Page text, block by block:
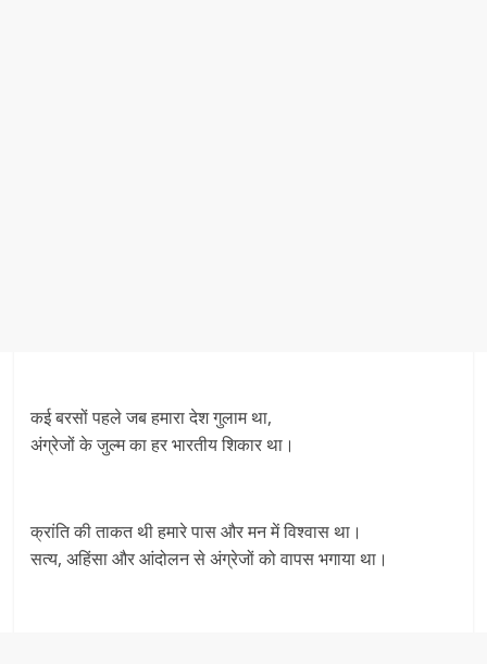
कई बरसों पहले जब हमारा देश गुलाम था,
अंग्रेजों के जुल्म का हर भारतीय शिकार था।
क्रांति की ताकत थी हमारे पास और मन में विश्वास था।
सत्य, अहिंसा और आंदोलन से अंग्रेजों को वापस भगाया था।